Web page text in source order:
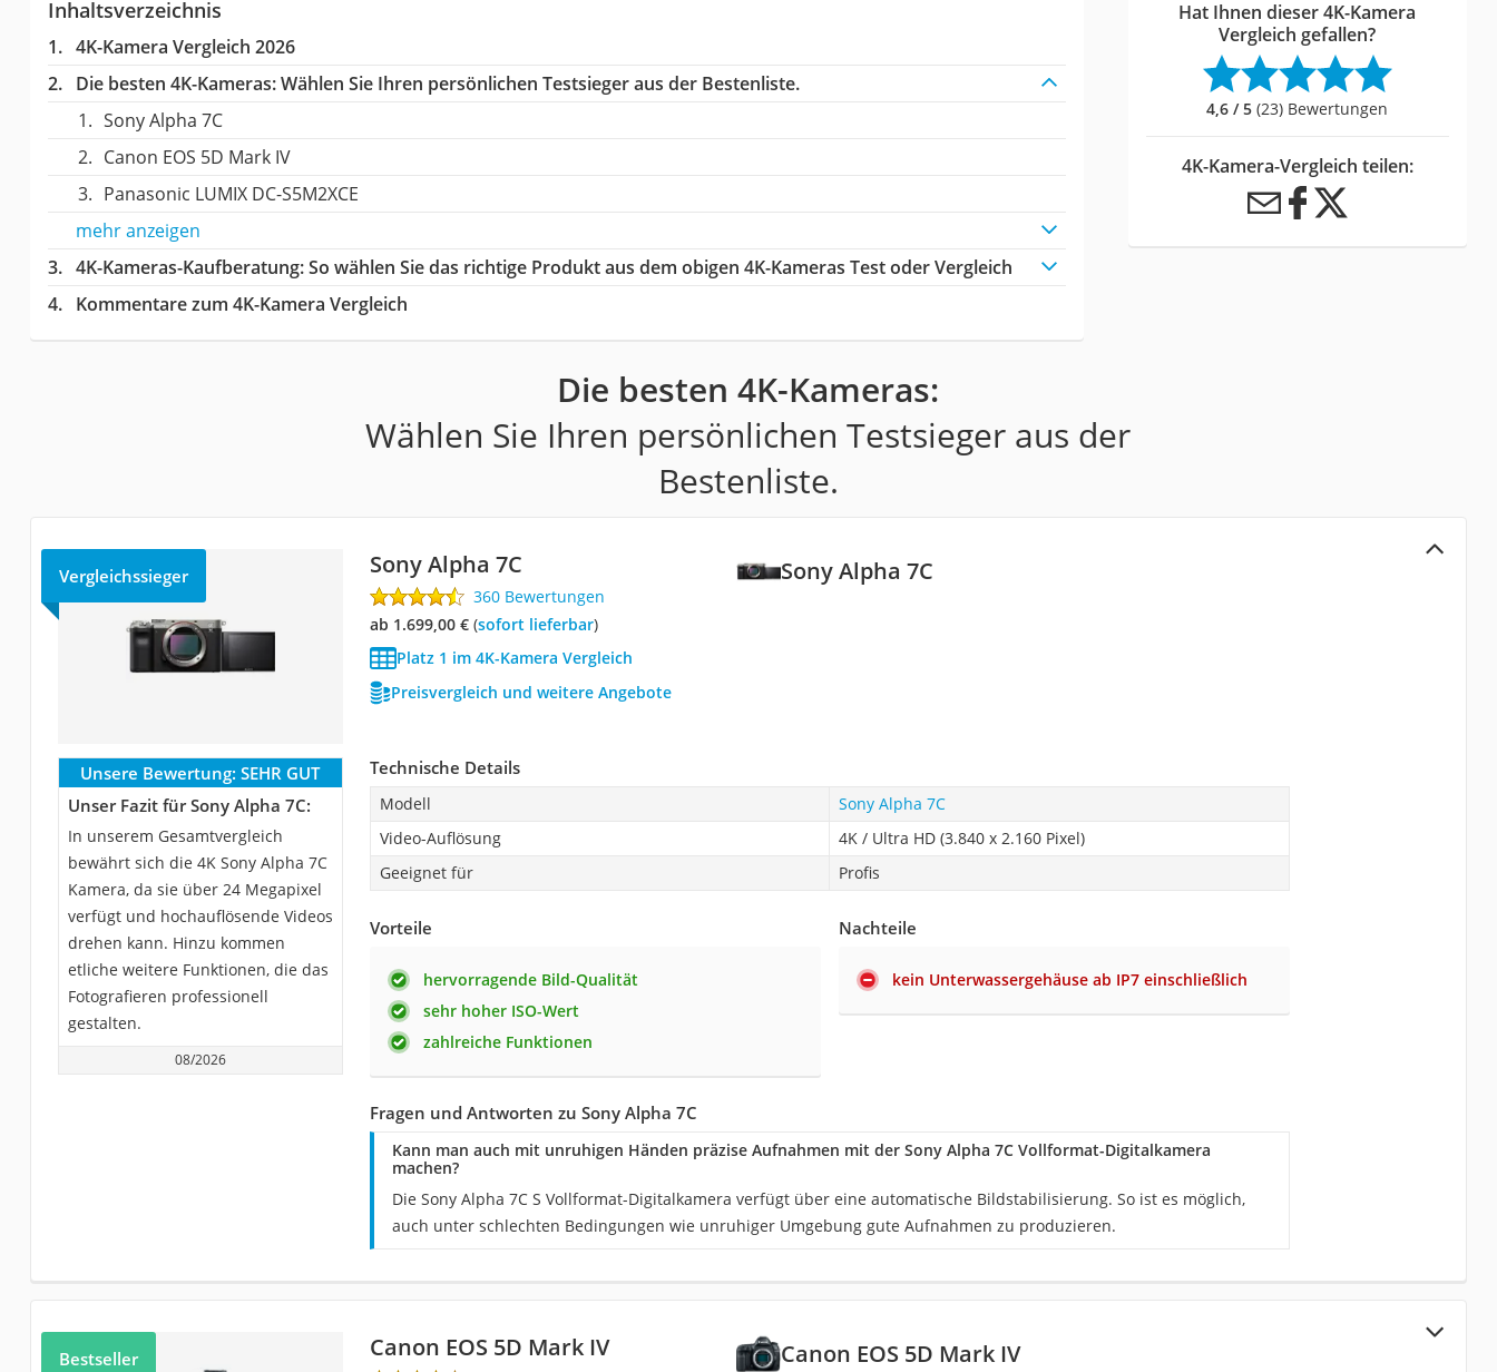
Inhaltsverzeichnis
4K-Kamera Vergleich 2026
Die besten 4K-Kameras:Wählen Sie Ihren persönlichen Testsieger aus der Bestenliste.
Sony Alpha 7C
Canon EOS 5D Mark IV
Panasonic LUMIX DC-S5M2XCE
mehr anzeigen
4K-Kameras-Kaufberatung: So wählen Sie das richtige Produkt aus dem obigen 4K-Kameras Test oder Vergleich
Kommentare zum 4K-Kamera Vergleich
Hat Ihnen dieser 4K-Kamera
Vergleich gefallen?
4,6 / 5 (23) Bewertungen
4K-Kamera-Vergleich teilen:
Die besten 4K-Kameras:
Wählen Sie Ihren persönlichen Testsieger aus der
Bestenliste.
Sony Alpha 7C
Vergleichssieger Sony Alpha 7C
360 Bewertungen
ab 1.699,00 €( Sofort lieferbar)
Platz 1 im 4K-Kamera Vergleich
Preisvergleich und weitere Angebote
Unsere Bewertung: SEHR GUT
Unser Fazit für Sony Alpha 7C:
In unserem Gesamtvergleich
bewährt sich die 4K Sony Alpha 7C
Kamera, da sie über 24 Megapixel
verfügt und hochauflösende Videos
drehen kann. Hinzu kommen
etliche weitere Funktionen, die das
Fotografieren professionell
gestalten.
08/2026
Technische Details
Modell
Sony Alpha 7C
Video-Auflösung
4K / Ultra HD (3.840 x 2.160 Pixel)
Geeignet für
Profis
Vorteile
hervorragende Bild-Qualität
sehr hoher ISO-Wert
zahlreiche Funktionen
Nachteile
kein Unterwassergehäuse ab IP7 einschließlich
Fragen und Antworten zu Sony Alpha 7C
Kann man auch mit unruhigen Händen präzise Aufnahmen mit der Sony Alpha 7C Vollformat-Digitalkamera
machen?
Die Sony Alpha 7C S Vollformat-Digitalkamera verfügt über eine automatische Bildstabilisierung. So ist es möglich,
auch unter schlechten Bedingungen wie unruhiger Umgebung gute Aufnahmen zu produzieren.
Canon EOS 5D Mark IV
Bestseller Canon EOS 5D Mark IV